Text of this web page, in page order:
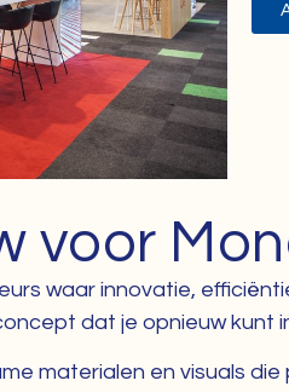
voor
waar innovatie,
dat je opnieuw kunt
materialen en visuals